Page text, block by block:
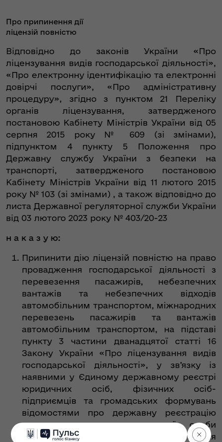
Про припинення дії
ліцензій повністю
Відповідно до законів України «Про
ліцензування видів господарської діяльності»,
«Про електронну ідентифікацію та електронні
довірчі послуги», «Про адміністративну
процедуру», згідно з пунктом 21 Переліку
органів ліцензування, затвердженого
постановою Кабінету Міністрів України від 05
серпня 2015 року № 609 (зі змінами),
підпунктом 4 пункту 5 Положення про
Державну службу України з безпеки на
транспорті, затвердженого постановою
Кабінету Міністрів України від 11 лютого 2015
року № 103 (зі змінами) , а також відповідно до
листа Державної регуляторної служби України
від 03 лютого 2023 року № 403/20-23
н а к а з у ю:
Припинити дію ліцензій повністю на право
провадження господарської діяльності з
перевезення пасажирів, небезпечних
вантажів та небезпечних відходів
автомобільним транспортом, міжнародних
перевезень пасажирів та вантажів
автомобільним транспортом, на підставі
пункту 3 частини дванадцятої статті 16
Закону України «Про ліцензування видів
господарської діяльності», у зв’язку із
наявними у Єдиному державному реєстрі
юридичних осіб, фізичних осіб-
підприємців та громадських формувань
відомостями про державну реєстрацію
щодо припинення юридичної особи
(державну реєстрацію припинення